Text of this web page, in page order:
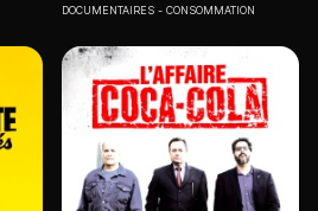
DOCUMENTAIRES CONSOMMATION